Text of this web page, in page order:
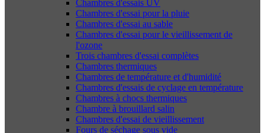
Chambres d'essais UV
Chambres d'essai pour la pluie
Chambres d'essai au sable
Chambres d'essai pour le vieillissement de
l'ozone
Trois chambres d'essai complètes
Chambres thermiques
Chambres de température et d'humidité
Chambres d'essais de cyclage en température
Chambres à chocs thermiques
Chambre à brouillard salin
Chambres d'essai de vieillissement
Fours de séchage sous vide